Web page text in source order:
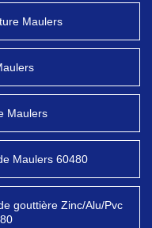
Maulers
Maulers
Maulers 60480
gouttière Zinc/Alu/Pvc